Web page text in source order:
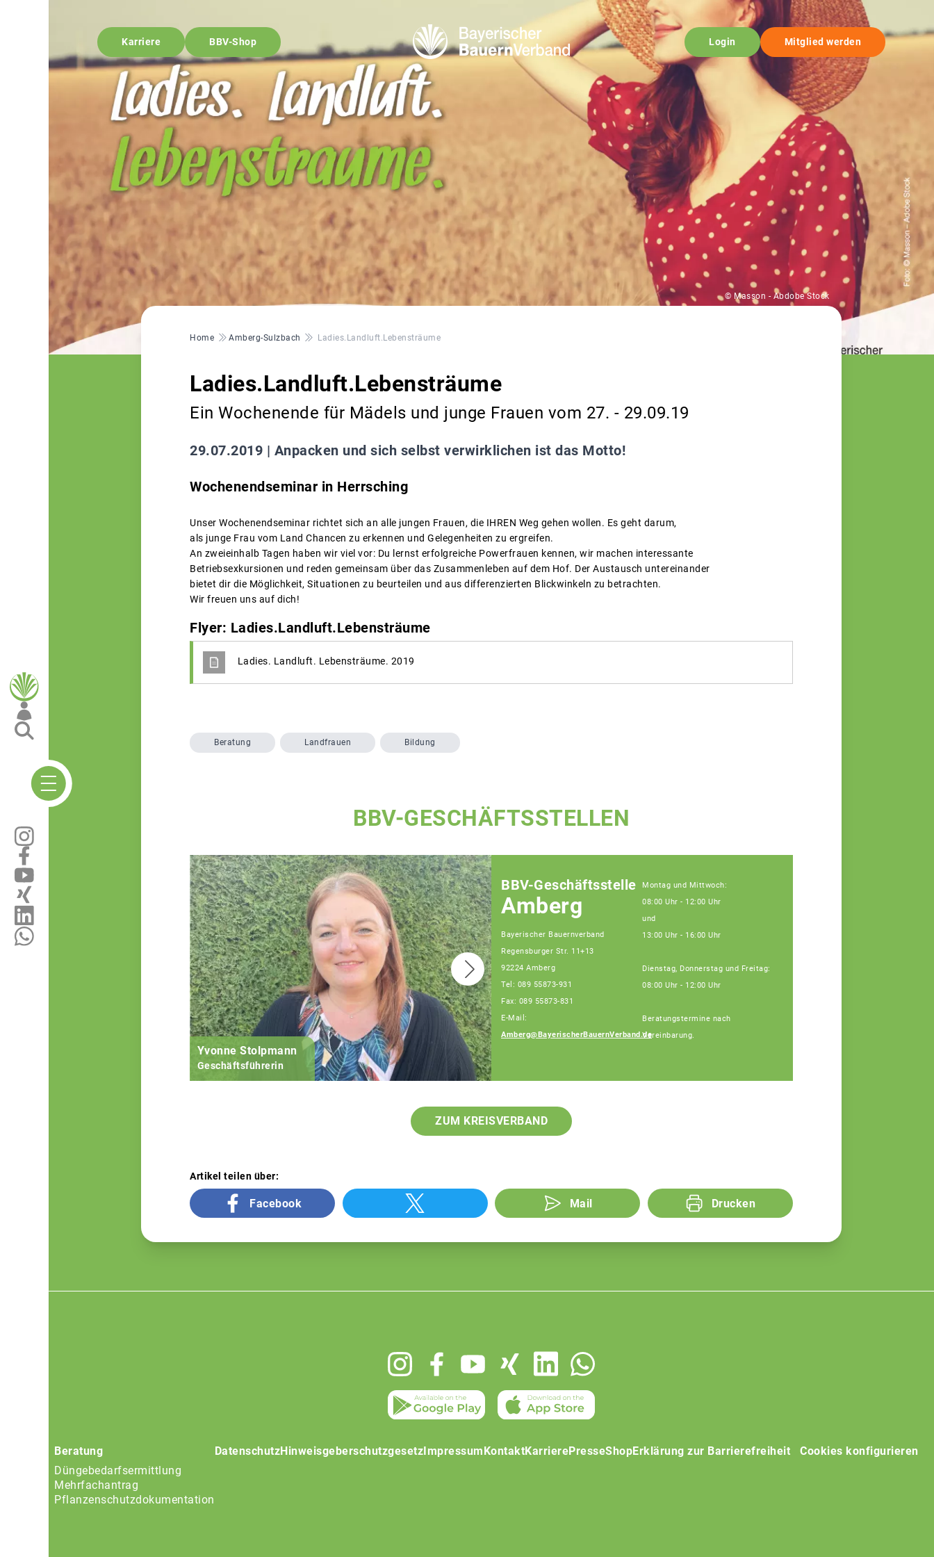
Karriere BBV-Shop Login Mitglied werden
© Masson - Abdobe Stock
Pfadnavigation
Home Amberg-Sulzbach Ladies.Landluft.Lebensträume
Ladies.Landluft.Lebensträume
Ein Wochenende für Mädels und junge Frauen vom 27. - 29.09.19
29.07.2019 | Anpacken und sich selbst verwirklichen ist das Motto!
Wochenendseminar in Herrsching
Unser Wochenendseminar richtet sich an alle jungen Frauen, die IHREN Weg gehen wollen. Es geht darum,
als junge Frau vom Land Chancen zu erkennen und Gelegenheiten zu ergreifen.
An zweieinhalb Tagen haben wir viel vor: Du lernst erfolgreiche Powerfrauen kennen, wir machen interessante
Betriebsexkursionen und reden gemeinsam über das Zusammenleben auf dem Hof. Der Austausch untereinander
bietet dir die Möglichkeit, Situationen zu beurteilen und aus differenzierten Blickwinkeln zu betrachten.
Wir freuen uns auf dich!
Flyer: Ladies.Landluft.Lebensträume
Ladies. Landluft. Lebensträume. 2019
Beratung Landfrauen Bildung
BBV-GESCHÄFTSSTELLEN
Yvonne Stolpmann
Geschäftsführerin
BBV-Geschäftsstelle
Amberg
Bayerischer Bauernverband
Regensburger Str. 11+13
92224 Amberg
Tel: 089 55873-931
Fax: 089 55873-831
E-Mail:
Amberg@BayerischerBauernVerband.de
Montag und Mittwoch:
08:00 Uhr - 12:00 Uhr
und
13:00 Uhr - 16:00 Uhr
Dienstag, Donnerstag und Freitag:
08:00 Uhr - 12:00 Uhr
Beratungstermine nach
Vereinbarung.
ZUM KREISVERBAND
Artikel teilen über:
Facebook Mail Drucken
Beratung
Düngebedarfsermittlung
Mehrfachantrag
Pflanzenschutzdokumentation
DatenschutzHinweisgeberschutzgesetz Impressum KontaktKarrierePresseShopErklärung zur Barrierefreiheit Cookies konfigurieren